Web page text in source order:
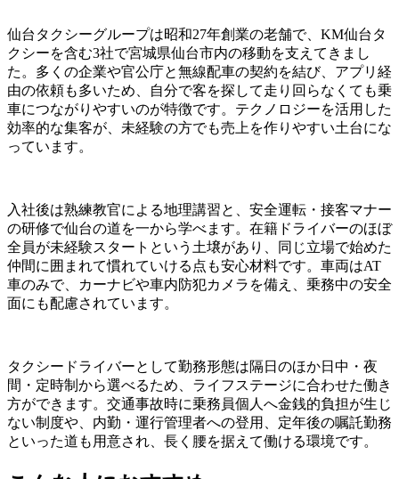
仙台タクシーグループは昭和27年創業の老舗で、KM仙台タ
クシーを含む3社で宮城県仙台市内の移動を支えてきまし
た。多くの企業や官公庁と無線配車の契約を結び、アプリ経
由の依頼も多いため、自分で客を探して走り回らなくても乗
車につながりやすいのが特徴です。テクノロジーを活用した
効率的な集客が、未経験の方でも売上を作りやすい土台にな
っています。
入社後は熟練教官による地理講習と、安全運転・接客マナー
の研修で仙台の道を一から学べます。在籍ドライバーのほぼ
全員が未経験スタートという土壌があり、同じ立場で始めた
仲間に囲まれて慣れていける点も安心材料です。車両はAT
車のみで、カーナビや車内防犯カメラを備え、乗務中の安全
面にも配慮されています。
タクシードライバーとして勤務形態は隔日のほか日中・夜
間・定時制から選べるため、ライフステージに合わせた働き
方ができます。交通事故時に乗務員個人へ金銭的負担が生じ
ない制度や、内勤・運行管理者への登用、定年後の嘱託勤務
といった道も用意され、長く腰を据えて働ける環境です。